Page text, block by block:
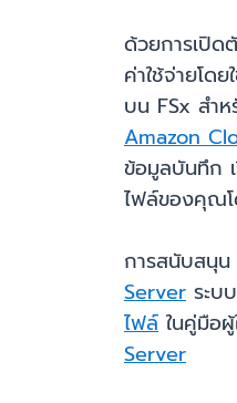
ด้วยการเปิด
ค่าใช้จ่ายโด
บน FSx สำ
Amazon
ข้อมูลบันทึก
ไฟล์ของคุณ
การสนับสนุน
Server ระบ
ไฟล์ ในคู่มือ
Server